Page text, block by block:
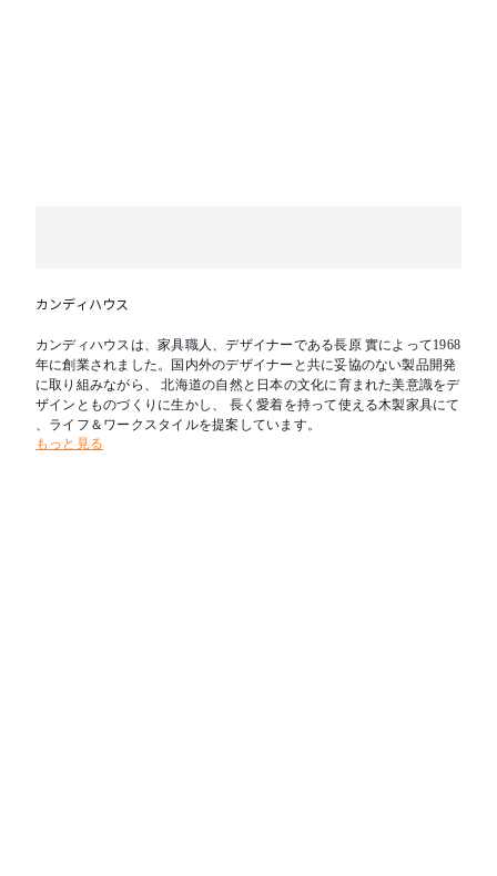
カンディハウス
カンディハウスは、家具職人、デザイナーである長原 實によって1968
年に創業されました。国内外のデザイナーと共に妥協のない製品開発
に取り組みながら、 北海道の自然と日本の文化に育まれた美意識をデ
ザインとものづくりに生かし、 長く愛着を持って使える木製家具にて
、ライフ＆ワークスタイルを提案しています。
もっと見る